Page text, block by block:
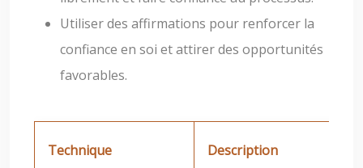
Utiliser des affirmations pour renforcer la
confiance en soi et attirer des opportunités
favorables.
Technique Description